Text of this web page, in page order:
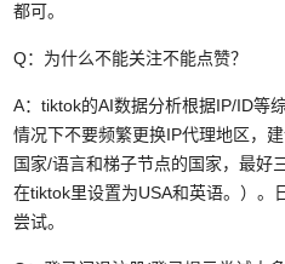
都可。
Q：为什么不能关注不能点赞？
A：tiktok的AI数据分析根据IP/ID等
情况下不要频繁更换IP代理地区，
国家/语言和梯子节点的国家，最好
在tiktok里设置为USA和英语。）。
尝试。